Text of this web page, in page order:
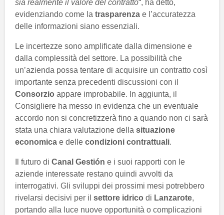
sia realmente il valore del contratto“, ha detto,
evidenziando come la trasparenza e l’accuratezza
delle informazioni siano essenziali.
Le incertezze sono amplificate dalla dimensione e
dalla complessità del settore. La possibilità che
un’azienda possa tentare di acquisire un contratto così
importante senza precedenti discussioni con il
Consorzio appare improbabile. In aggiunta, il
Consigliere ha messo in evidenza che un eventuale
accordo non si concretizzerà fino a quando non ci sarà
stata una chiara valutazione della situazione
economica e delle condizioni contrattuali.
Il futuro di Canal Gestión e i suoi rapporti con le
aziende interessate restano quindi avvolti da
interrogativi. Gli sviluppi dei prossimi mesi potrebbero
rivelarsi decisivi per il settore idrico di Lanzarote,
portando alla luce nuove opportunità o complicazioni